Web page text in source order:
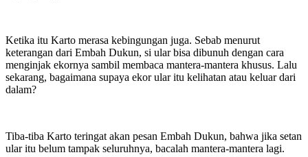
Ketika itu Karto merasa kebingungan juga. Sebab menurut
keterangan dari Embah Dukun, si ular bisa dibunuh dengan cara
menginjak ekornya sambil membaca mantera-mantera khusus. Lalu
sekarang, bagaimana supaya ekor ular itu kelihatan atau keluar dari
dalam?
Tiba-tiba Karto teringat akan pesan Embah Dukun, bahwa jika setan
ular itu belum tampak seluruhnya, bacalah mantera-mantera lagi.